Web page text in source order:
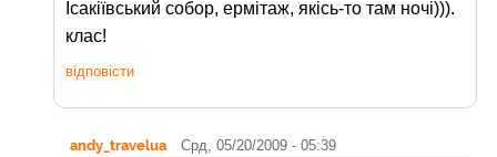
Ісакіївський собор, ермітаж, якісь-то там ночі))).
клас!
відповісти
andy_travelua Срд, 05/20/2009 - 05:39